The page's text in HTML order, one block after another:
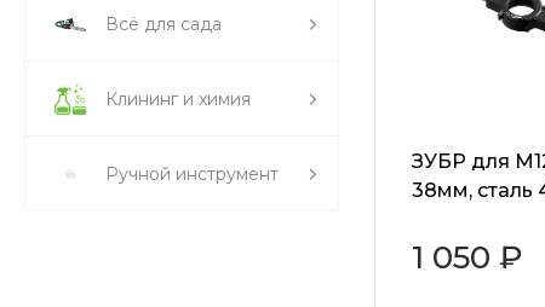
Всё для сада
Клининг и химия
Ручной инструмент
ЗУБР для
38мм, сталь
стопорными
1 050 ₽